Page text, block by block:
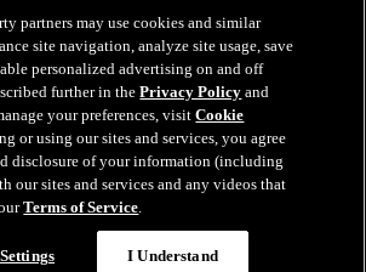
J. Zamboni & Co., Inc. 2026. Tous
marque déposée ou tout droit d'auteur d'une
de leurs auteurs respectifs. Tous droits
partners may use cookies and similar
site navigation, analyze site usage, save
personalized advertising on and off
further in thePrivacy Policy and
your preferences, visitCookie
or using our sites and services, you agree
disclosure of your information (including
our sites and services and any videos that
Terms of Service.
I Understand